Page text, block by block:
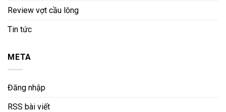
Review vợt cầu lông
Tin tức
META
Đăng nhập
RSS bài viết